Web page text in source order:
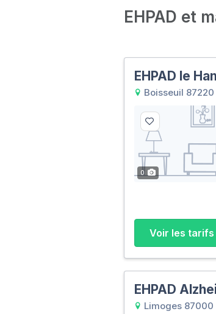
EHPAD et
EHPAD le
Boisseuil 87220
0
Voir les tarifs
EHPAD
Limoges 87000